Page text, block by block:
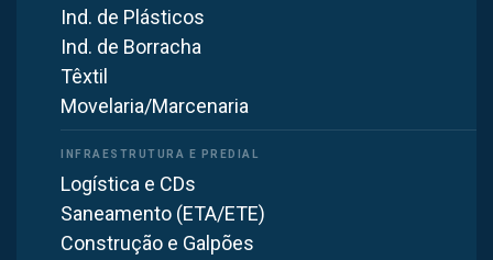
Ind. de Plásticos
Ind. de Borracha
Têxtil
Movelaria/Marcenaria
Logística e CDs
Saneamento (ETA/ETE)
Construção e Galpões
Precisa de uma solução em
Mais de 40 anos projetando e fabricando equipamentos de
ventilação, exaustão e controle de poluição para diversos
segmentos.
Fale com um especialista